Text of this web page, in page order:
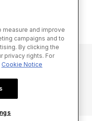
应商
Inc.
measure and improve
campaigns and to
By clicking the
privacy rights. For
Cookie Notice